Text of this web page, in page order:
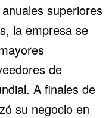
superiores
la empresa se
de
A finales de
su negocio en